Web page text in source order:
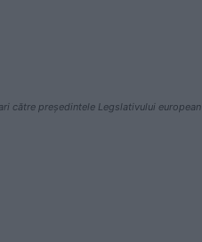
către președintele Legslativului european